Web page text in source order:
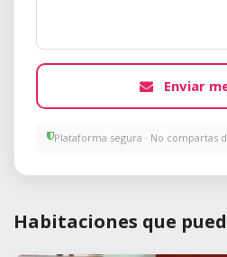
Enviar
Plataforma segura · No compartas
Habitaciones que